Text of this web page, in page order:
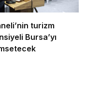
turizm
Bursa’yı